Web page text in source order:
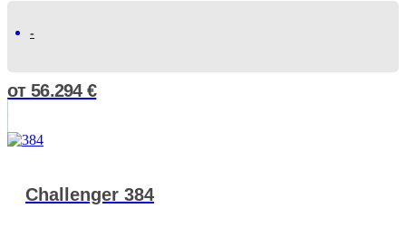
-
от 56.294€
Challenger 384